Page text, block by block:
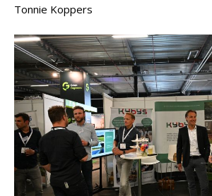
Tonnie Koppers